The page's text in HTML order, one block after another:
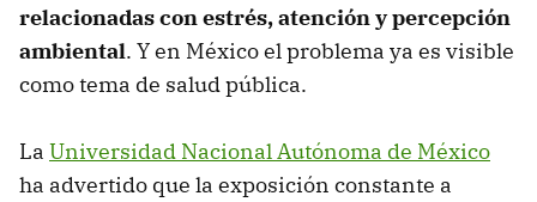
relacionadas con estrés, atención y percepción
ambiental. Y en México el problema ya es visible
como tema de salud pública.
La Universidad Nacional Autónoma de México
ha advertido que la exposición constante a